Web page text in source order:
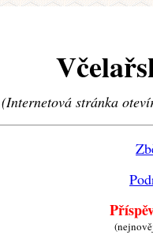
(Internetová stránka